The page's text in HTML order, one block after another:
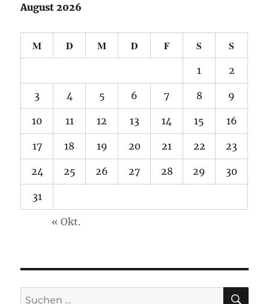
August 2026
M D M D F S S
1 2
3 4 5 6 7 8 9
10 11 12 13 14 15 16
17 18 19 20 21 22 23
24 25 26 27 28 29 30
31
« Okt.
Suchen